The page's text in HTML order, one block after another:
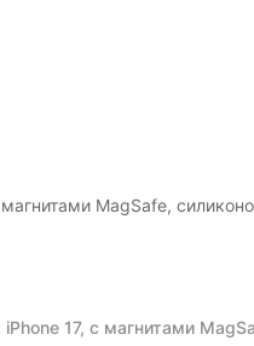
MagSafe,
17, с магнитами